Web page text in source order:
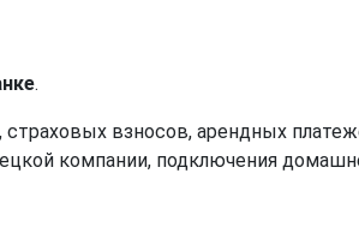
.
взносов, арендных
компании, подключения